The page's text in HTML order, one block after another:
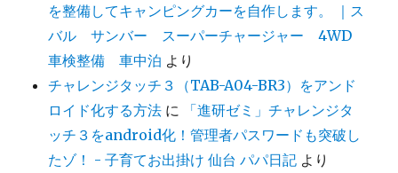
を整備してキャンピングカーを自作します。 ｜ス
バル サンバー スーパーチャージャー 4WD
車検整備 車中泊 より
チャレンジタッチ３（TAB-A04-BR3）をアンド
ロイド化する方法 に
「進研ゼミ」チャレンジタ
ッチ３をandroid化！管理者パスワードも突破し
たゾ！ - 子育てお出掛け 仙台 パパ日記 より